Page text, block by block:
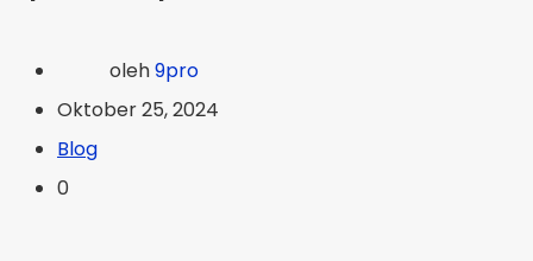
oleh9pro
Oktober 25, 2024
Blog
0